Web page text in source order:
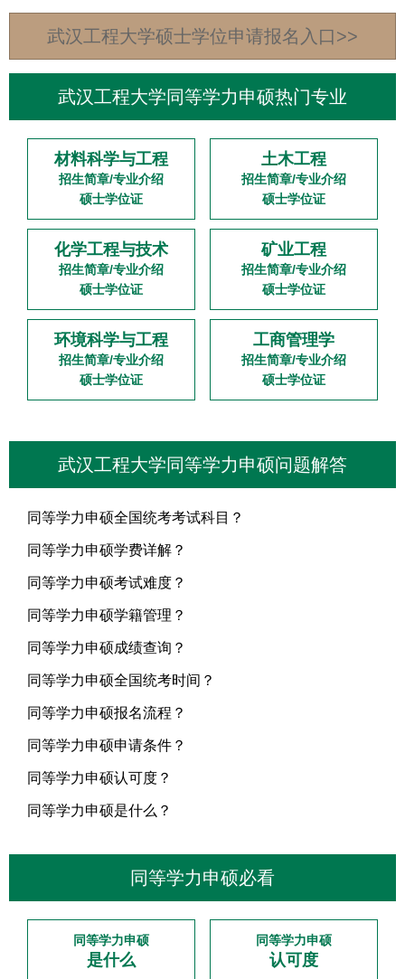
武汉工程大学硕士学位申请报名入口>>
武汉工程大学同等学力申硕热门专业
材料科学与工程
招生简章/专业介绍
硕士学位证
土木工程
招生简章/专业介绍
硕士学位证
化学工程与技术
招生简章/专业介绍
硕士学位证
矿业工程
招生简章/专业介绍
硕士学位证
环境科学与工程
招生简章/专业介绍
硕士学位证
工商管理学
招生简章/专业介绍
硕士学位证
武汉工程大学同等学力申硕问题解答
同等学力申硕全国统考考试科目？
同等学力申硕学费详解？
同等学力申硕考试难度？
同等学力申硕学籍管理？
同等学力申硕成绩查询？
同等学力申硕全国统考时间？
同等学力申硕报名流程？
同等学力申硕申请条件？
同等学力申硕认可度？
同等学力申硕是什么？
同等学力申硕必看
同等学力申硕
是什么
同等学力申硕
认可度